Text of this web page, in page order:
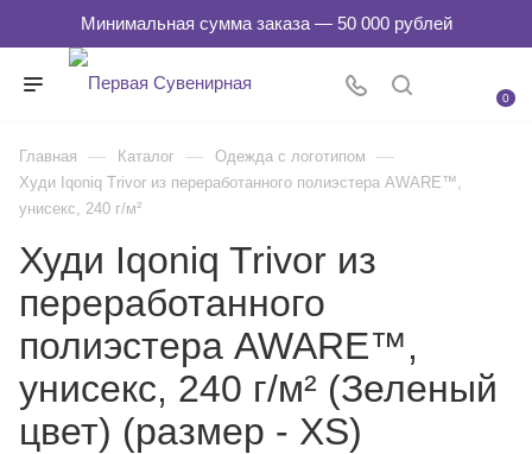
0
Главная — Каталог — Одежда с логотипом —
Худи Iqoniq Trivor из переработанного полиэстера AWARE™,
унисекс, 240 г/м²
Худи Iqoniq Trivor из
переработанного
полиэстера AWARE™,
унисекс, 240 г/м² (Зеленый
цвет) (размер - XS)